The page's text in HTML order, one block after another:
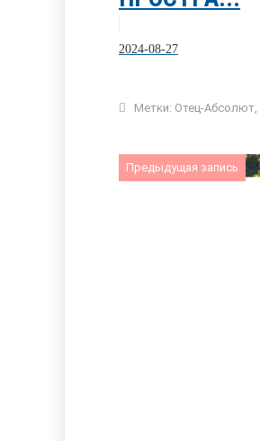
2024-08-27
Метки: Отец-Абсолют,
Предыдущая запись